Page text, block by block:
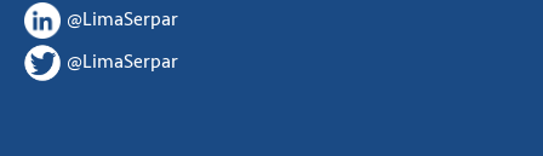
@LimaSerpar
@LimaSerpar